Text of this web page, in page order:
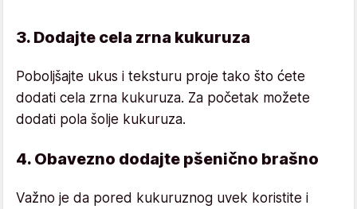
3. Dodajte cela zrna kukuruza
Poboljšajte ukus i teksturu proje tako što ćete
dodati cela zrna kukuruza. Za početak možete
dodati pola šolje kukuruza.
4. Obavezno dodajte pšenično brašno
Važno je da pored kukuruznog uvek koristite i